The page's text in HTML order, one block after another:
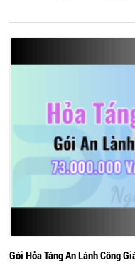
Gói Hỏa Táng An Lành Công